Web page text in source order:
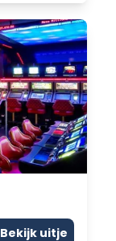
Bekijk uitje